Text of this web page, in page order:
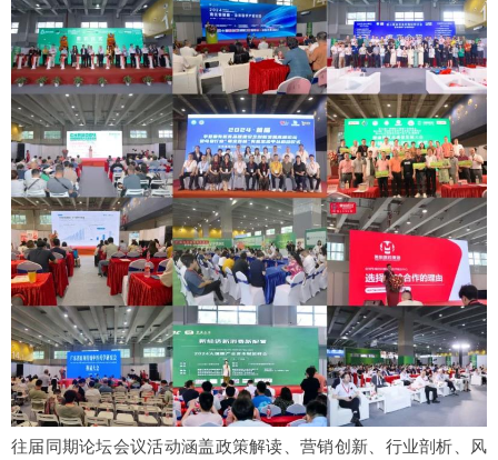
往届同期论坛会议活动涵盖政策解读、营销创新、行业剖析、风